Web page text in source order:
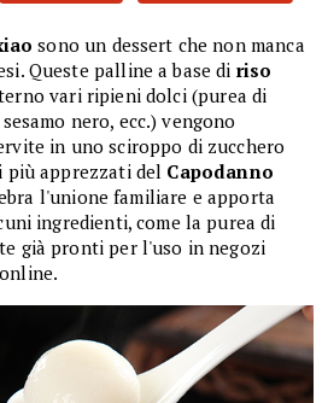
sono un dessert che non manca
Queste palline a base di riso
vari ripieni dolci (purea di
nero, ecc.) vengono
in uno sciroppo di zucchero
più apprezzati del Capodanno
l'unione familiare e apporta
ingredienti, come la purea di
già pronti per l'uso in negozi